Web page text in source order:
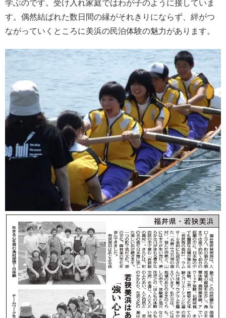
学ぶのです。受け入れ家庭ではわが子のように接していま
す。偶然結ばれた数日間の縁がそれきりにならず、絆がつ
ながっていくところに美浜の民泊体験の魅力があります。